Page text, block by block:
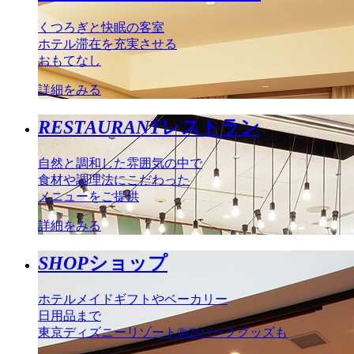
くつろぎと快眠の客室
ホテル滞在を充実させる
おもてなし
詳細をみる
RESTAURANTレストラン
自然と調和した雰囲気の中で
食材や調理法にこだわった
メニューをご提供
詳細をみる
SHOPショップ
ホテルメイドギフトやベーカリー
日用品まで
東京ディズニーリゾート®のパークグッズも